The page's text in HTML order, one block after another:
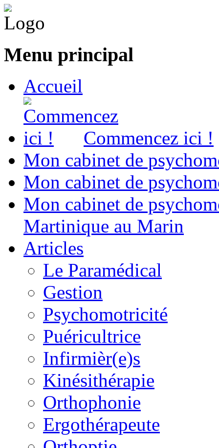
Menu principal
Accueil
Commencez ici !
Mon cabinet de
Mon cabinet de
Mon cabinet de
Martinique au Marin
Articles
Le Paramédical
Gestion
Psychomotricité
Puéricultrice
Infirmièr(e)s
Kinésithérapie
Orthophonie
Ergothérapeute